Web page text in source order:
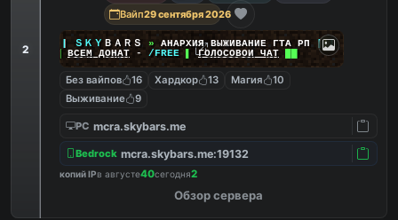
2
Вайп29 сентября 2026
ＳＫＹ ＢＡＲＳ » АНАРХИЯ ВЫЖИВАНИЕ ГТА РП |||
ВСЕМ ДОНАТ- /FREE ▌ГОЛОСОВОЙ ЧАТ
Без вайпов 16 Хардкор 13 Магия
10
Выживание
9
PC mcra.skybars.me
Bedrock mcra.skybars.me:19132
копий IPв августе40сегодня2
Обзор сервера